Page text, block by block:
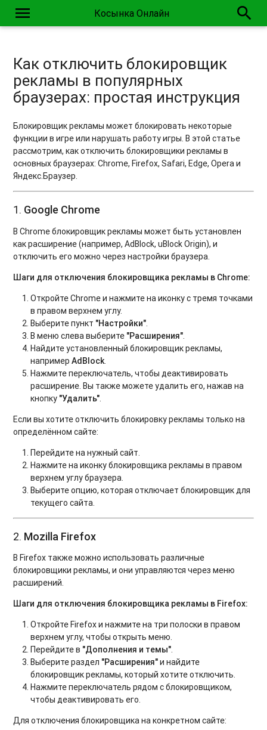
menu Косынка Онлайн search
Как отключить блокировщик
рекламы в популярных
браузерах: простая инструкция
Блокировщик рекламы может блокировать некоторые
функции в игре или нарушать работу игры. В этой статье
рассмотрим, как отключить блокировщики рекламы в
основных браузерах: Chrome, Firefox, Safari, Edge, Opera и
Яндекс.Браузер.
1. Google Chrome
В Chrome блокировщик рекламы может быть установлен
как расширение (например, AdBlock, uBlock Origin), и
отключить его можно через настройки браузера.
Шаги для отключения блокировщика рекламы в Chrome:
Откройте Chrome и нажмите на иконку с тремя точками
в правом верхнем углу.
Выберите пункт "Настройки".
В меню слева выберите "Расширения".
Найдите установленный блокировщик рекламы,
напримерAdBlock.
Нажмите переключатель, чтобы деактивировать
расширение. Вы также можете удалить его, нажав на
кнопку "Удалить".
Если вы хотите отключить блокировку рекламы только на
определённом сайте:
Перейдите на нужный сайт.
Нажмите на иконку блокировщика рекламы в правом
верхнем углу браузера.
Выберите опцию, которая отключает блокировщик для
текущего сайта.
2. Mozilla Firefox
В Firefox также можно использовать различные
блокировщики рекламы, и они управляются через меню
расширений.
Шаги для отключения блокировщика рекламы в Firefox:
Откройте Firefox и нажмите на три полоски в правом
верхнем углу, чтобы открыть меню.
Перейдите в "Дополнения и темы".
Выберите раздел "Расширения"и найдите
блокировщик рекламы, который хотите отключить.
Нажмите переключатель рядом с блокировщиком,
чтобы деактивировать его.
Для отключения блокировщика на конкретном сайте: